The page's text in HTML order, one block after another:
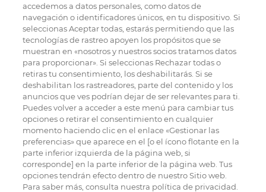
accedemos a datos personales, como datos de
navegación o identificadores únicos, en tu dispositivo. Si
seleccionas Aceptar todas, estarás permitiendo que las
tecnologías de rastreo apoyen los propósitos que se
muestran en «nosotros y nuestros socios tratamos datos
para proporcionar». Si seleccionas Rechazar todas o
retiras tu consentimiento, los deshabilitarás. Si se
deshabilitan los rastreadores, parte del contenido y los
anuncios que ves podrían dejar de ser relevantes para ti.
Puedes volver a acceder a este menú para cambiar tus
opciones o retirar el consentimiento en cualquier
momento haciendo clic en el enlace «Gestionar las
preferencias» que aparece en el [o el ícono flotante en la
parte inferior izquierda de la página web, si
corresponde] en la parte inferior de la página web. Tus
opciones tendrán efecto dentro de nuestro Sitio web.
Para saber más, consulta nuestra política de privacidad.